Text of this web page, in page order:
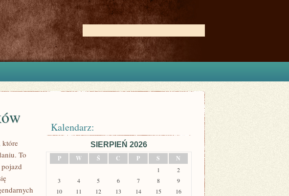
które
To
Kalendarz:
SIERPIEŃ 2026
P
W Ś C P S N
1
2
3
4 5 6 7 8
9
10
11 12 13 14 15
16